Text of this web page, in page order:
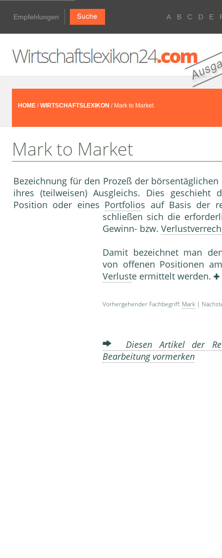
Empfehlungen A B C D E
HOME /WIRTSCHAFTSLEXIKON / Mark to Market
Mark to Market
Bezeichnung für den Prozeß der
ihres (teilweisen) Ausgleichs. Dies
Position oder eines Portfolios auf Basis der
schließen sich die
Gewinn- bzw.
Damit bezeichnet man
von offenen Positionen
Verluste ermittelt werden.
Vorhergehender Fachbegriff: Mark |
Diesen Artikel der
Bearbeitung vormerken